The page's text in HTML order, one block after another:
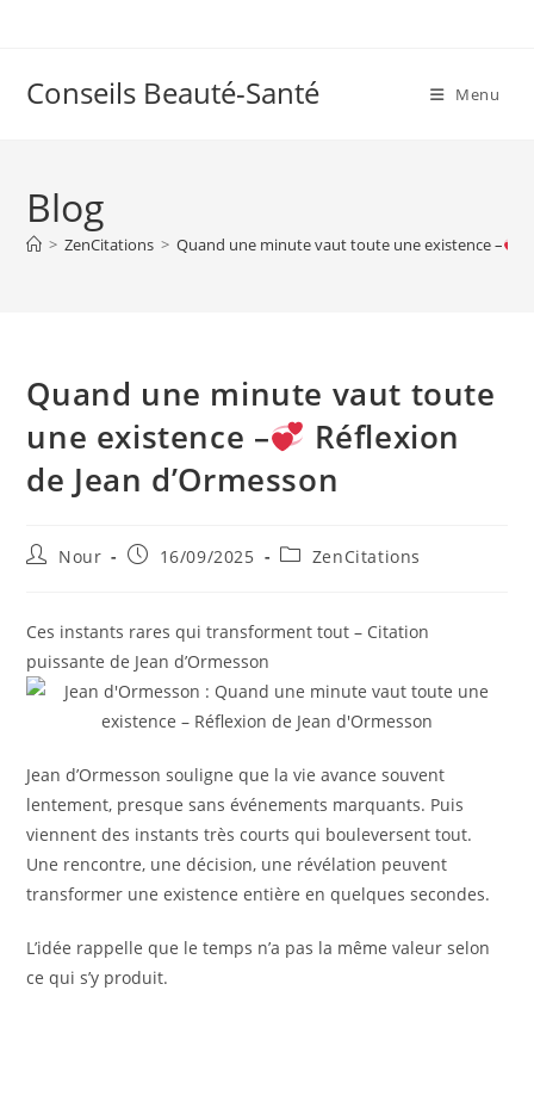
Conseils Beauté-Santé Menu
Blog
> ZenCitations > Quand une minute vaut toute une existence –
Quand une minute vaut toute
une existence –
Réflexion
de Jean d’Ormesson
Auteur/autrice
publication :
Nour
Publication
16/09/2025
PostZenCitations
Ces instants rares qui transforment tout – Citation
puissante de Jean d’Ormesson
Jean d’Ormesson souligne que la vie avance souvent
lentement, presque sans événements marquants. Puis
viennent des instants très courts qui bouleversent tout.
Une rencontre, une décision, une révélation peuvent
transformer une existence entière en quelques secondes.
L’idée rappelle que le temps n’a pas la même valeur selon
ce qui s’y produit.